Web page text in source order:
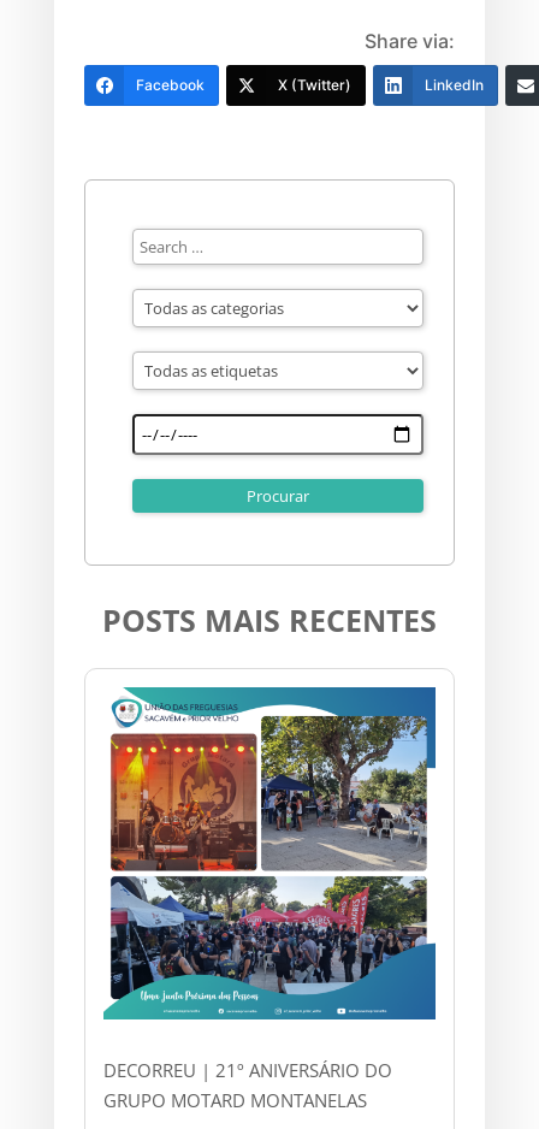
Share via:
Facebook X (Twitter) LinkedIn
POSTS MAIS RECENTES
DECORREU | 21º ANIVERSÁRIO DO
GRUPO MOTARD MONTANELAS